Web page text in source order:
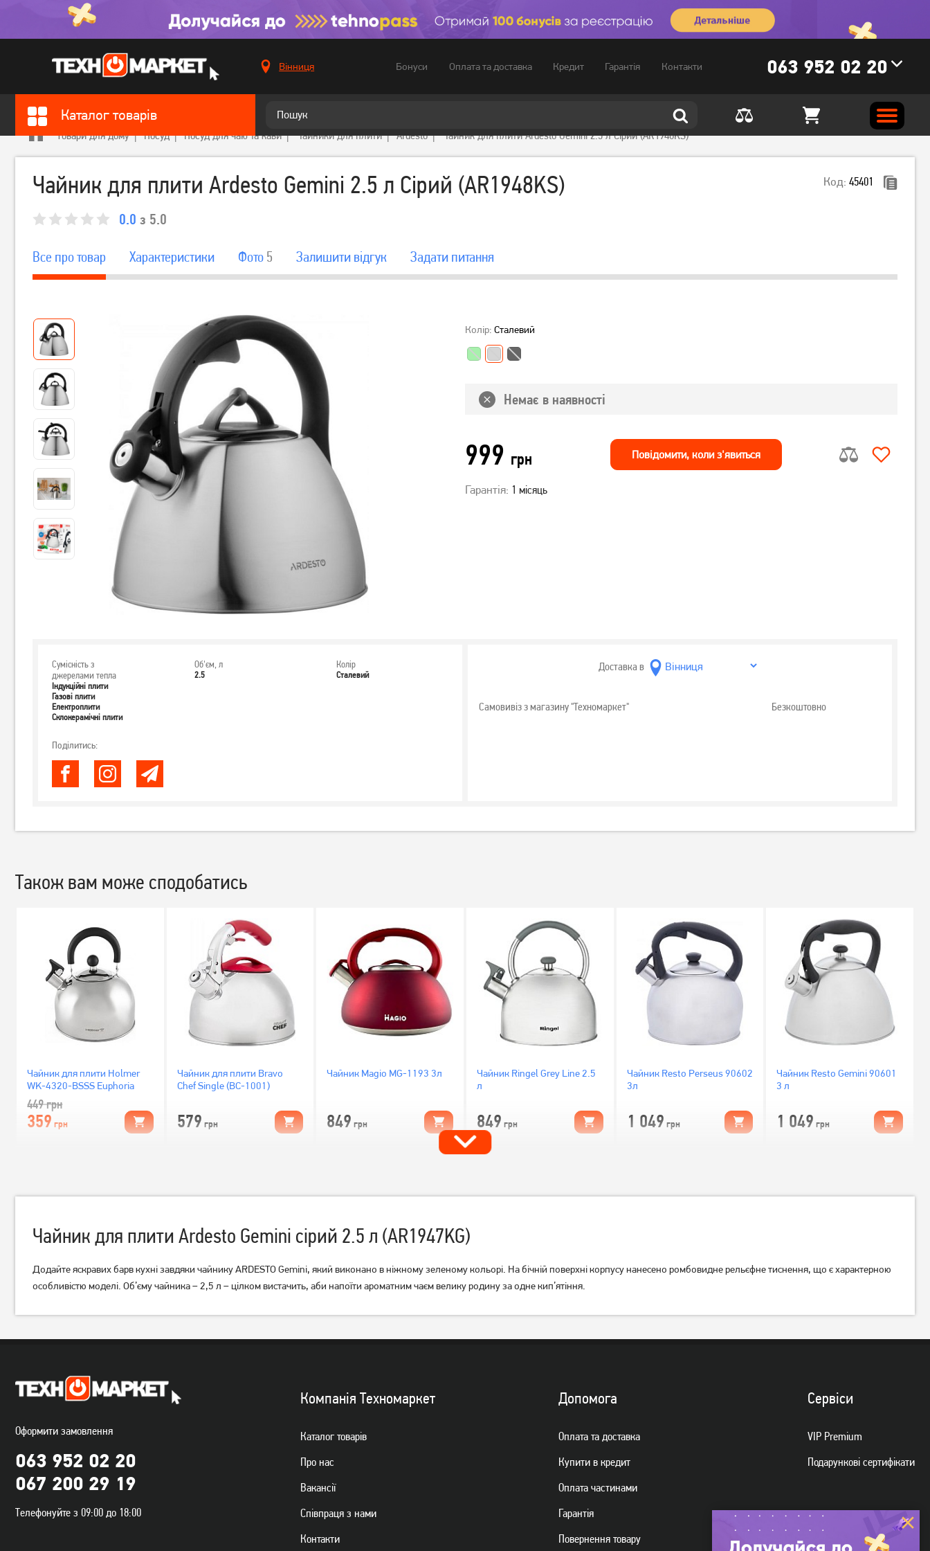
Вінниця Бонуси Оплата та доставка Кредит Гарантія Контакти 063 952 02 20
Каталог товарів
Товари для дому Посуд Посуд для чаю та кави Чайники для плити Ardesto Чайник для плити Ardesto Gemini 2.5 л Сірий (AR1948KS)
Чайник для плити Ardesto Gemini 2.5 л Сірий (AR1948KS) Код: 45401
0.0 з 5.0
Все про товар Характеристики Фото 5 Залишити вiдгук Задати питання
Колір: Сталевий
Немає в наявності
999 грн Повiдомити, коли з'явиться
Гарантія: 1 місяць
Сумісність з
джерелами тепла
Індукційні плити
Газові плити
Електроплити
Склокерамічні плити
Об'єм, л
2.5
Колір
Сталевий
Поділитись:
Доставка в
Самовивіз з магазину "Техномаркет" Безкоштовно
Також вам може сподобатись
Чайник для плити Holmer
WK-4320-BSSS Euphoria
449грн
359 грн
Чайник для плити Bravo
Chef Single (BC-1001)
579 грн
Чайник Magio MG-1193 3л
849 грн
Чайник Ringel Grey Line 2.5
л
849 грн
Чайник Resto Perseus 90602
3л
1 049 грн
Чайник Resto Gemini 90601
3 л
1 049 грн
Чайник Resto Aries 90606
грн
Чайник для плити Holmer
Cloud
Чайник Resto зі свистком 2.7
Чайник для плити Ardesto
(AR0747KS)
Чайник для плити Ardesto
(AR0748KS)
Чайник для плити Ardesto
(AR1947KG)
Чайник для плити Ardesto Gemini сірий 2.5 л (AR1947KG)
Додайте яскравих барв кухні завдяки чайнику ARDESTO Gemini, який виконано в ніжному зеленому кольорі. На бічній поверхні корпусу нанесено ромбовидне рельєфне тиснення, що є характерною
особливістю моделі. Об’єму чайника – 2,5 л – цілком вистачить, аби напоїти ароматним чаєм велику родину за одне кип’ятіння.
Оформити замовлення
063 952 02 20
067 200 29 19
Телефонуйте з 09:00 до 18:00
Компанiя Техномаркет
Каталог товарiв
Про нас
Вакансії
Спiвпраця з нами
Контакти
Допомога
Оплата та доставка
Купити в кредит
Оплата частинами
Гарантiя
Повернення товару
Сервiси
VIP Premium
Подарункові сертифікати